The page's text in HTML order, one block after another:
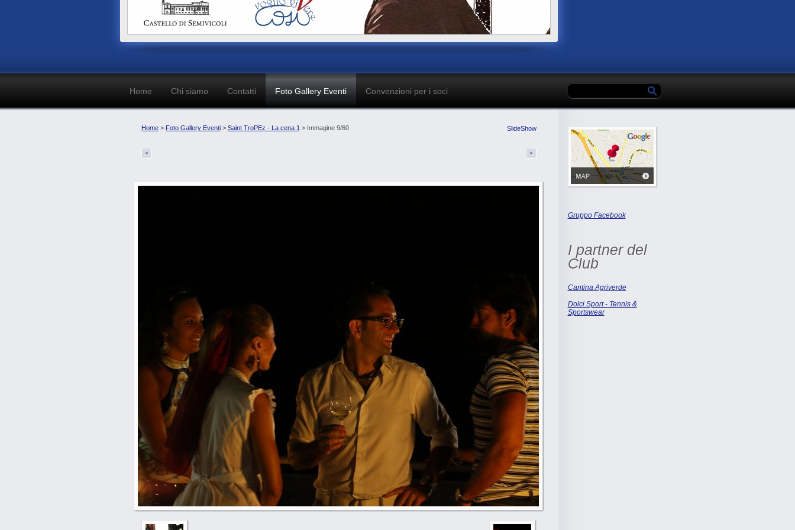
Home Chi siamo Contatti Foto Gallery Eventi Convenzioni per i soci
Home> Foto Gallery Eventi> Saint TroPEz - La cena 1 > Immagine 9/60 SlideShow
Gruppo Facebook
I partner del
Club
Cantina Agriverde
Dolci Sport - Tennis &
Sportswear